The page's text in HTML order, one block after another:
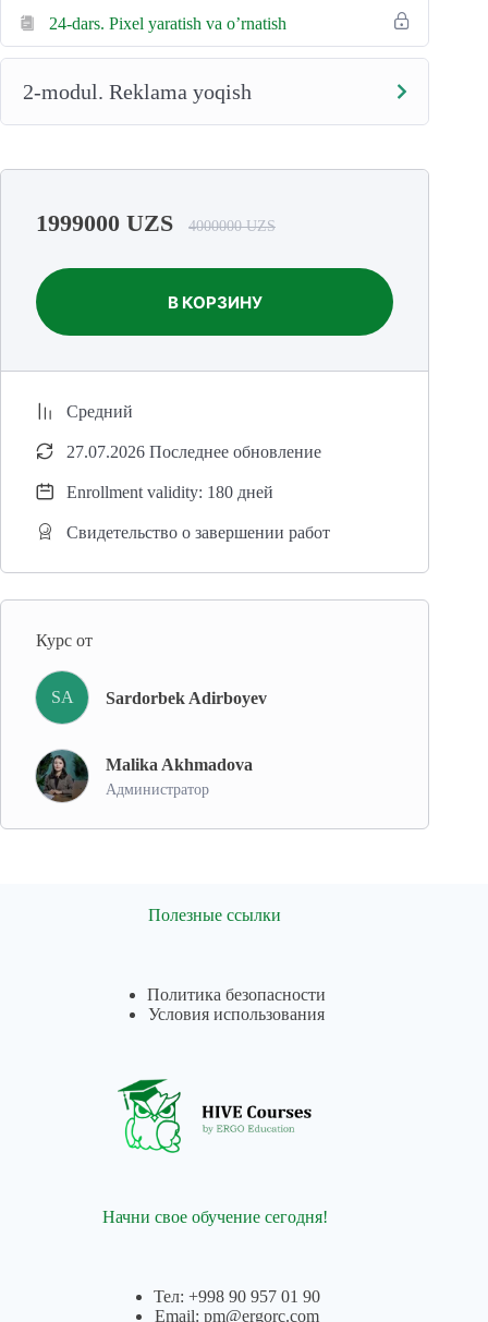
24-dars. Pixel yaratish va o’rnatish
2-modul. Reklama yoqish
1999000 UZS 4000000UZS
В КОРЗИНУ
Средний
27.07.2026 Последнее обновление
Enrollment validity: 180 дней
Свидетельство о завершении работ
Курс от
SA Sardorbek Adirboyev
Malika Akhmadova
Администратор
Полезные ссылки
Политика безопасности
Условия использования
Начни свое обучение сегодня!
Тел: +998 90 957 01 90
Email: pm@ergorc.com